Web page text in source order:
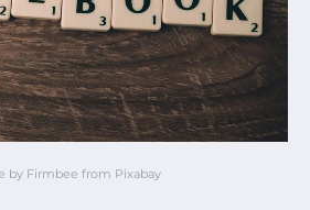
by Firmbee from Pixabay